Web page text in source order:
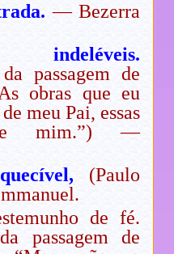
— Bezerra
passagem de
obras que eu
meu Pai, essas
mim.”) —
(Paulo
de fé.
passagem de